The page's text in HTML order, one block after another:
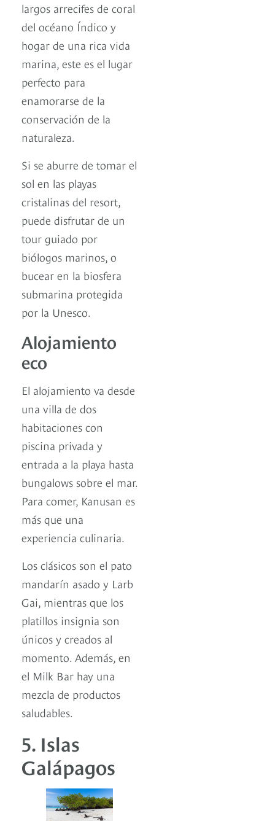
largos arrecifes de coral
del océano Índico y
hogar de una rica vida
marina, este es el lugar
perfecto para
enamorarse de la
conservación de la
naturaleza.
Si se aburre de tomar el
sol en las playas
cristalinas del resort,
puede disfrutar de un
tour guiado por
biólogos marinos, o
bucear en la biosfera
submarina protegida
por la Unesco.
Alojamiento
eco
El alojamiento va desde
una villa de dos
habitaciones con
piscina privada y
entrada a la playa hasta
bungalows sobre el mar.
Para comer, Kanusan es
más que una
experiencia culinaria.
Los clásicos son el pato
mandarín asado y Larb
Gai, mientras que los
platillos insignia son
únicos y creados al
momento. Además, en
el Milk Bar hay una
mezcla de productos
saludables.
5. Islas
Galápagos